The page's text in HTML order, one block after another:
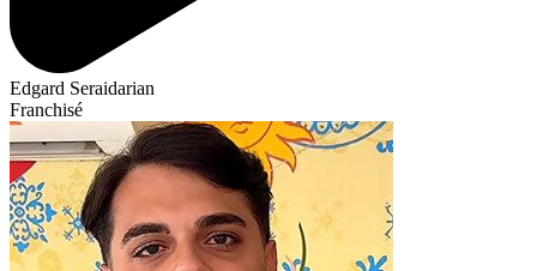
Edgard Seraidarian
Franchisé